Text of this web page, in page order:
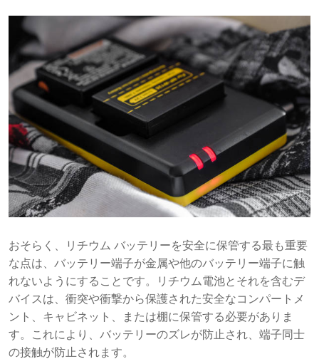
おそらく、リチウム バッテリーを安全に保管する最も重要
な点は、バッテリー端子が金属や他のバッテリー端子に触
れないようにすることです。リチウム電池とそれを含むデ
バイスは、衝突や衝撃から保護された安全なコンパートメ
ント、キャビネット、または棚に保管する必要がありま
す。これにより、バッテリーのズレが防止され、端子同士
の接触が防止されます。